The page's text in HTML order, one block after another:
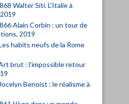
Walter Siti. L'Italie à
Alain Corbin : un tour de
2019
habits neufs de la Rome
brut : l'impossible retour
Benoist : le réalisme à